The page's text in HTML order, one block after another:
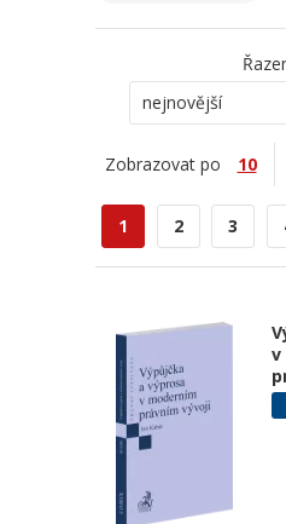
nejnovější
Zobrazovat po 10
1 2 3
v